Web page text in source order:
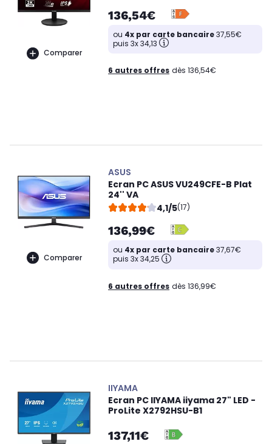
Comparer
136,54€
ou 4x par carte bancaire37,55€
puis 3x 34,13
6 autres offres dès 136,54€
Comparer
ASUS
Ecran PC ASUS VU249CFE-B Plat
24'' VA
4,1/5(17)
136,99€
ou 4x par carte bancaire37,67€
puis 3x 34,25
6 autres offres dès 136,99€
IIYAMA
Ecran PC IIYAMA iiyama 27" LED -
ProLite X2792HSU-B1
137,11€